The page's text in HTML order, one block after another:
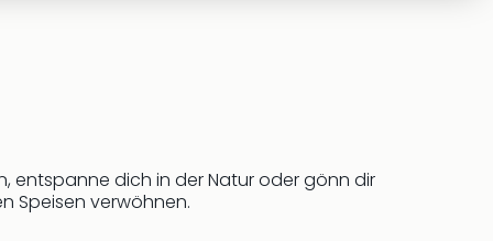
entspanne dich in der Natur oder gönn dir
Speisen verwöhnen.